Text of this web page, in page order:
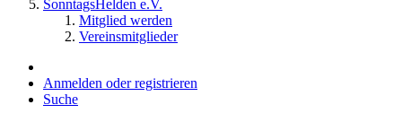
SonntagsHelden e.V.
Mitglied werden
Vereinsmitglieder
Anmelden oder registrieren
Suche